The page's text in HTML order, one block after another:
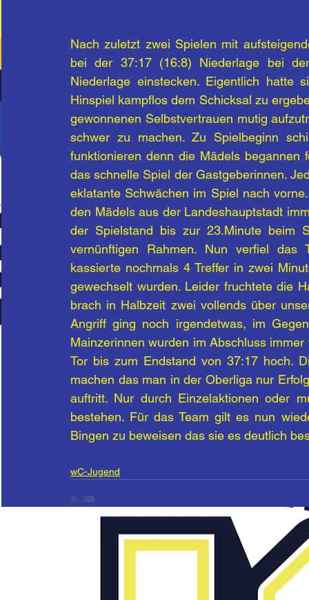
Nach zuletzt zwei Spielen mit
bei der 37:17 (16:8) Niederlage bei
Niederlage einstecken. Eigentlich hatte
Hinspiel kampflos dem Schicksal zu
gewonnenen Selbstvertrauen mutig
schwer zu machen. Zu Spielbeginn
funktionieren denn die Mädels begannen
das schnelle Spiel der Gastgeberinnen.
eklatante Schwächen im Spiel nach
den Mädels aus der Landeshauptstadt
der Spielstand bis zur 23.Minute beim
vernünftigen Rahmen. Nun verfiel
kassierte nochmals 4 Treffer in zwei
gewechselt wurden. Leider fruchtete die
brach in Halbzeit zwei vollends über
Angriff ging noch irgendetwas, im
Mainzerinnen wurden im Abschluss
Tor bis zum Endstand von 37:17 hoch.
machen das man in der Oberliga nur
auftritt. Nur durch Einzelaktionen oder
bestehen. Für das Team gilt es nun
Bingen zu beweisen das sie es deutlich
wC-Jugend